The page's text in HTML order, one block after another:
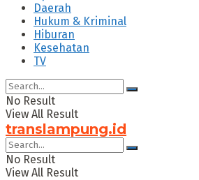
Daerah
Hukum & Kriminal
Hiburan
Kesehatan
TV
No Result
View All Result
translampung.id
No Result
View All Result